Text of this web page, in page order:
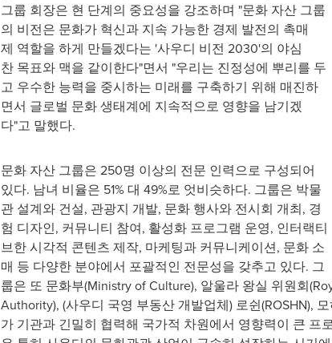
그룹 회장은 현 단계의 중요성을 강조하며 "문화 자산 그룹
의 비전은 문화가 혁신과 지속 가능한 경제 발전의 촉매
제 역할을 하게 만들겠다는 '사우디 비전 2030'의 야심
찬 목표와 맥을 같이한다"면서 "우리는 진정성에 뿌리를 두
고 우수한 능력을 중시하는 미래를 구축하기 위해 매진하
면서 글로벌 문화 생태계에 지속적으로 영향을 남기겠
다"고 말했다.
문화 자산 그룹은 250명 이상의 전문 인력으로 구성되어
있다. 남녀 비율은 51% 대 49%로 엇비슷하다. 그룹은 박물
관 설계와 건설, 관광지 개발, 문화 행사와 전시회 개최, 경
험 디자인, 커뮤니티 참여, 활성화 프로그램 운영, 인터랙티
브한 시각적 콘텐츠 제작, 마케팅과 커뮤니케이션, 문화 소
매 등 다양한 분야에서 포괄적인 전문성을 갖추고 있다. 그
룹은 또 문화부(Ministry of Culture), 알울라 왕실 위원회
Authority), (사우디 국영 부동산 개발업체) 로쉰(ROSHN),
가 기관과 긴밀히 협력해 국가적 차원에서 영향력이 큰